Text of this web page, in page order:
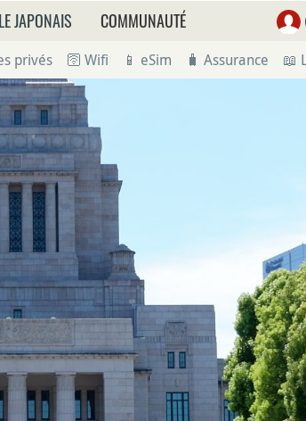
JAPONAIS COMMUNAUTÉ
privés 🛜 Wifi 📱 eSim 🧳 Assurance 📖